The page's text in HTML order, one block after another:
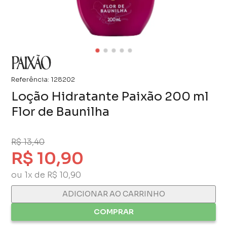
Referência: 128202
Loção Hidratante Paixão 200 ml
Flor de Baunilha
R$ 13,40
R$ 10,90
ou 1x de R$ 10,90
ADICIONAR AO CARRINHO
COMPRAR